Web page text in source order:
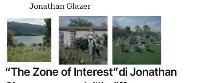
Jonathan Glazer
“The Zone of Interest”di Jonathan